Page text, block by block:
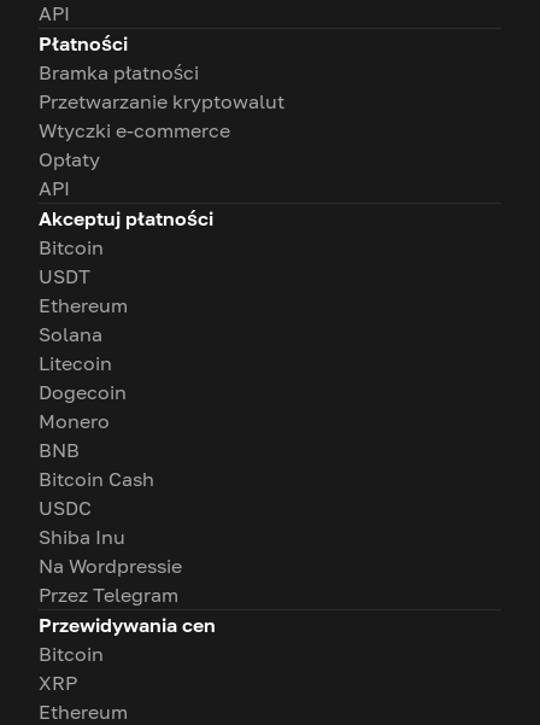
API
Płatności
Bramka płatności
Przetwarzanie kryptowalut
Wtyczki e-commerce
Opłaty
API
Akceptuj płatności
Bitcoin
USDT
Ethereum
Solana
Litecoin
Dogecoin
Monero
BNB
Bitcoin Cash
USDC
Shiba Inu
Na Wordpressie
Przez Telegram
Przewidywania cen
Bitcoin
XRP
Ethereum